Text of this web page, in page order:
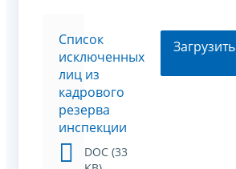
Список
исключенных
лиц из
кадрового
резерва
инспекции
DOC (33
Загрузить